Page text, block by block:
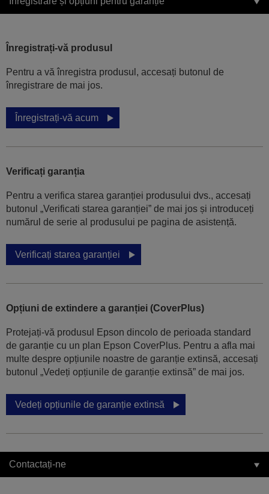
Înregistrați-vă produsul
Pentru a vă înregistra produsul, accesați butonul de
înregistrare de mai jos.
Înregistrați-vă acum
Verificați garanția
Pentru a verifica starea garanției produsului dvs., accesați
butonul „Verificati starea garanției” de mai jos și introduceți
numărul de serie al produsului pe pagina de asistență.
Verificați starea garanției
Opțiuni de extindere a garanției (CoverPlus)
Protejați-vă produsul Epson dincolo de perioada standard
de garanție cu un plan Epson CoverPlus. Pentru a afla mai
multe despre opțiunile noastre de garanție extinsă, accesați
butonul „Vedeți opțiunile de garanție extinsă” de mai jos.
Vedeți opțiunile de garanție extinsă
Contactați-ne